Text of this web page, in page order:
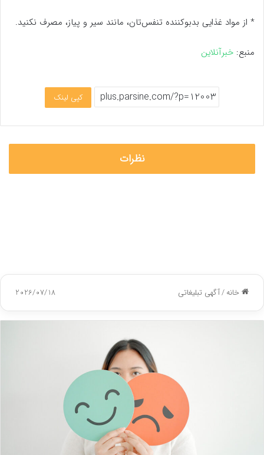
* از مواد غذایی بدبوکننده تنفس‌تان، مانند سیر و پیاز، مصرف نکنید.
منبع: خبرآنلاین
کپی لینک
نظرات